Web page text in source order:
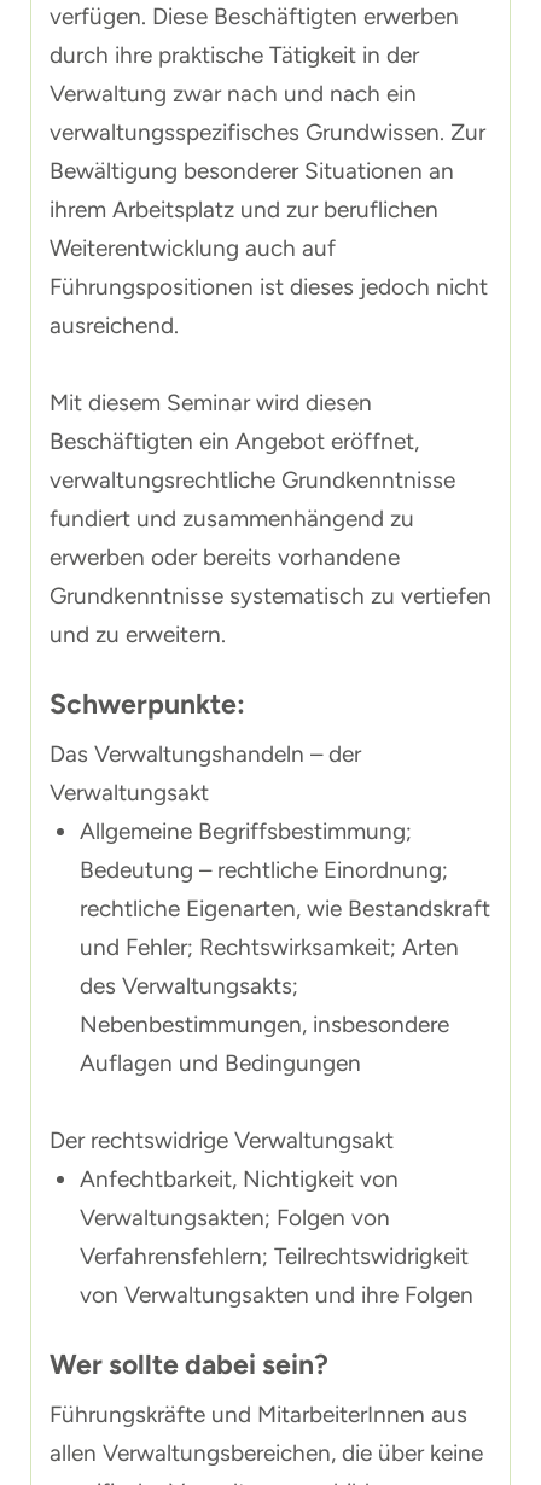
verfügen. Diese Beschäftigten erwerben
durch ihre praktische Tätigkeit in der
Verwaltung zwar nach und nach ein
verwaltungsspezifisches Grundwissen. Zur
Bewältigung besonderer Situationen an
ihrem Arbeitsplatz und zur beruflichen
Weiterentwicklung auch auf
Führungspositionen ist dieses jedoch nicht
ausreichend.
Mit diesem Seminar wird diesen
Beschäftigten ein Angebot eröffnet,
verwaltungsrechtliche Grundkenntnisse
fundiert und zusammenhängend zu
erwerben oder bereits vorhandene
Grundkenntnisse systematisch zu vertiefen
und zu erweitern.
Schwerpunkte:
Das Verwaltungshandeln – der
Verwaltungsakt
Allgemeine Begriffsbestimmung;
Bedeutung – rechtliche Einordnung;
rechtliche Eigenarten, wie Bestandskraft
und Fehler; Rechtswirksamkeit; Arten
des Verwaltungsakts;
Nebenbestimmungen, insbesondere
Auflagen und Bedingungen
Der rechtswidrige Verwaltungsakt
Anfechtbarkeit, Nichtigkeit von
Verwaltungsakten; Folgen von
Verfahrensfehlern; Teilrechtswidrigkeit
von Verwaltungsakten und ihre Folgen
Wer sollte dabei sein?
Führungskräfte und MitarbeiterInnen aus
allen Verwaltungsbereichen, die über keine